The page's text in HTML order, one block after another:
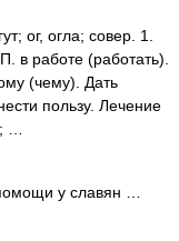
ог, огла; совер. 1.
в работе (работать).
(чему). Дать
пользу. Лечение
…
у славян …